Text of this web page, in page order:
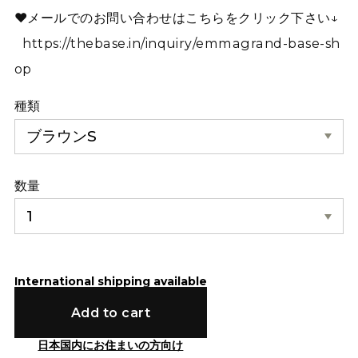
❤︎メールでのお問い合わせはこちらをクリック下さい↓
https://thebase.in/inquiry/emmagrand-base-sh
op
種類
数量
International shipping available
Add to cart
日本国内にお住まいの方向け